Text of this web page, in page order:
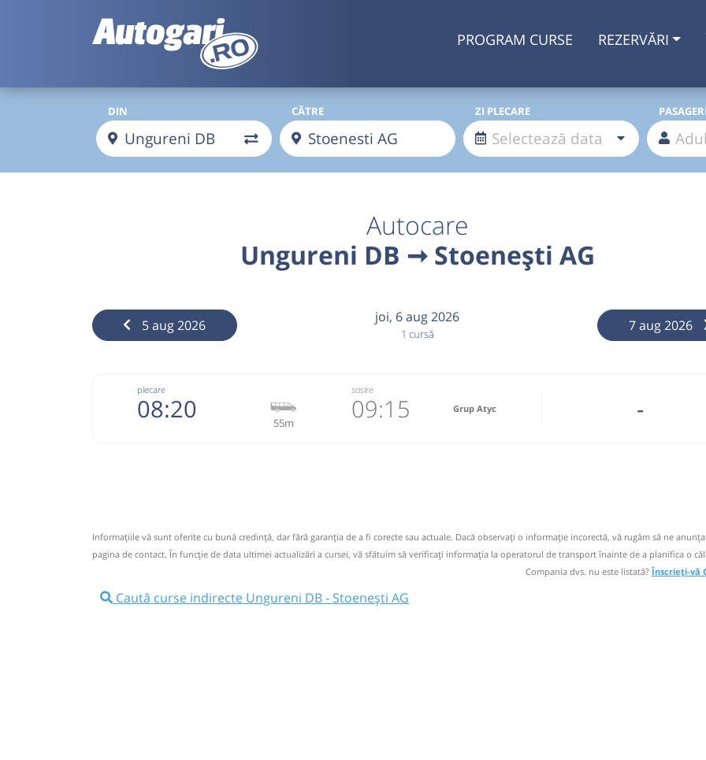
PROGRAM CURSE REZERVĂRI
DIN CĂTRE ZI PLECARE PASAGERI
Autocare
Ungureni DB ➞ Stoenești AG
5 aug 2026 joi, 6 aug 2026
1 cursă 7 aug 2026
plecare
08:20 55m
sosire
09:15 Grup Atyc -
Nu a circulat?Semnalați aici
Pune poze din călătoria ta ⤣
08:20 Ungureni DB Ungureni DN
Informaţiile vă sunt oferite cu bună credinţă, dar fără garanţia de a fi corecte sau actuale. Dacă observați o informaţie incorectă, vă rugăm să ne
pagina de contact. În funcție de data ultimei actualizări a cursei, vă sfătuim să verificaţi informaţia la operatorul de transport înainte de a planifica o
Compania dvs. nu este listată?Înscrieți-vă
Caută curse indirecte Ungureni DB - Stoenești AG